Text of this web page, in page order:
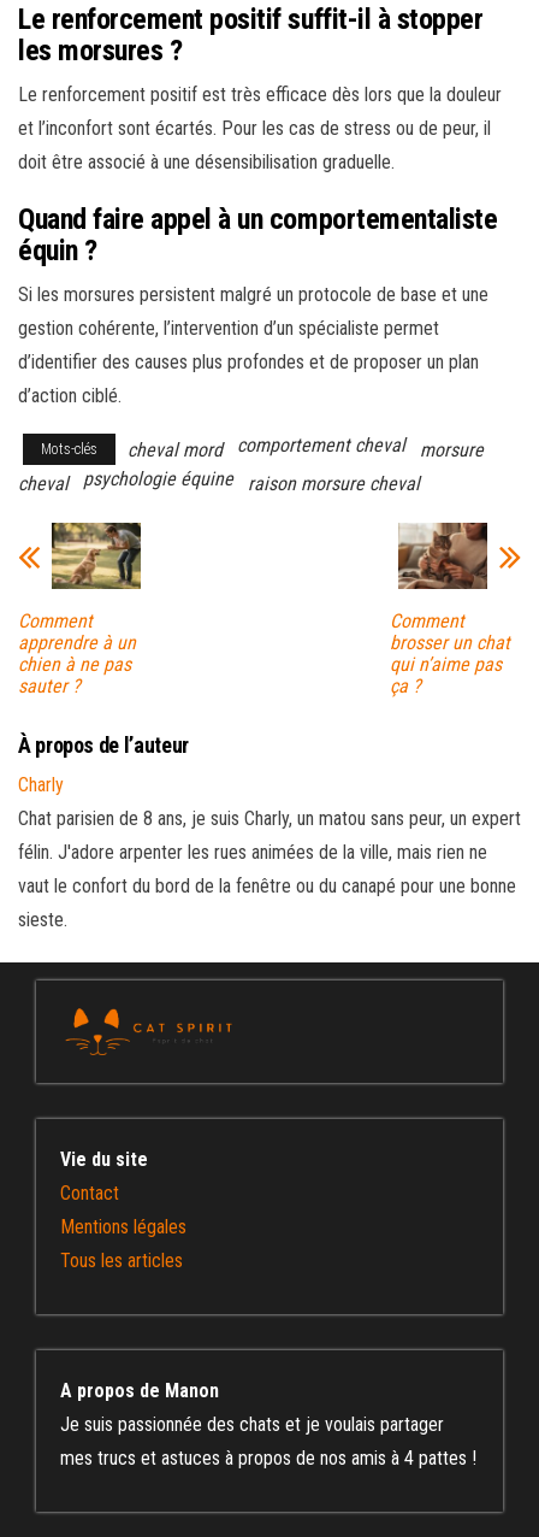
Le renforcement positif suffit-il à stopper
les morsures ?
Le renforcement positif est très efficace dès lors que la douleur
et l’inconfort sont écartés. Pour les cas de stress ou de peur, il
doit être associé à une désensibilisation graduelle.
Quand faire appel à un comportementaliste
équin ?
Si les morsures persistent malgré un protocole de base et une
gestion cohérente, l’intervention d’un spécialiste permet
d’identifier des causes plus profondes et de proposer un plan
d’action ciblé.
Mots-clés cheval mord comportement cheval
morsure
cheval
psychologie équine raison morsure cheval
Comment
apprendre à un
chien à ne pas
sauter ?
Comment
brosser un chat
qui n’aime pas
ça ?
À propos de l’auteur
Charly
Chat parisien de 8 ans, je suis Charly, un matou sans peur, un expert
félin. J'adore arpenter les rues animées de la ville, mais rien ne
vaut le confort du bord de la fenêtre ou du canapé pour une bonne
sieste.
Vie du site
Contact
Mentions légales
Tous les articles
A propos de Manon
Je suis passionnée des chats et je voulais partager
mes trucs et astuces à propos de nos amis à 4 pattes !